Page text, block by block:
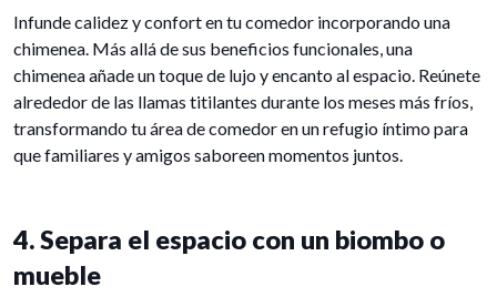
Infunde calidez y confort en tu comedor incorporando una
chimenea. Más allá de sus beneficios funcionales, una
chimenea añade un toque de lujo y encanto al espacio. Reúnete
alrededor de las llamas titilantes durante los meses más fríos,
transformando tu área de comedor en un refugio íntimo para
que familiares y amigos saboreen momentos juntos.
4. Separa el espacio con un biombo o
mueble